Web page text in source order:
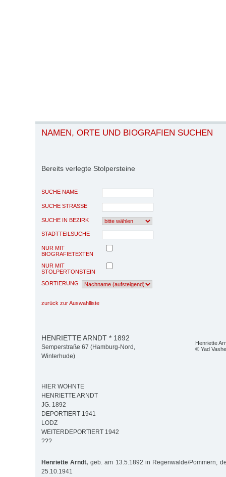
NAMEN, ORTE UND BIOGRAFIEN SUCHEN
Bereits verlegte Stolpersteine
SUCHE NAME
SUCHE STRASSE
SUCHE IN BEZIRK
STADTTEILSUCHE
NUR MIT
BIOGRAFIETEXTEN
NUR MIT
STOLPERTONSTEIN
SORTIERUNG
zurück zur Auswahlliste
Henriette
© Yad
HENRIETTE ARNDT * 1892
Semperstraße 67 (Hamburg-Nord,
Winterhude)
HIER WOHNTE
HENRIETTE ARNDT
JG. 1892
DEPORTIERT 1941
LODZ
WEITERDEPORTIERT 1942
???
Henriette Arndt, geb. am 13.5.1892 in Regenwalde/Pommern,
25.10.1941